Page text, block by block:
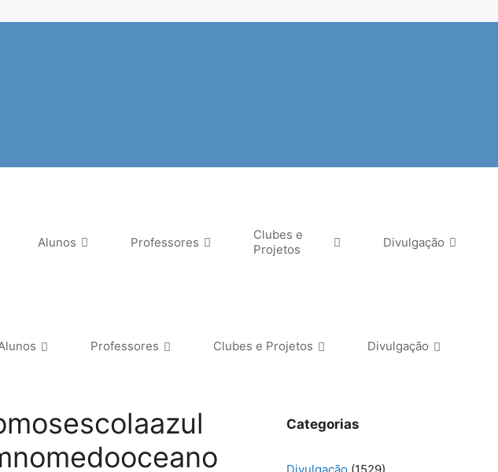
Alunos Professores
Clubes e
Projetos
Divulgação
Professores Clubes e Projetos Divulgação
Categorias